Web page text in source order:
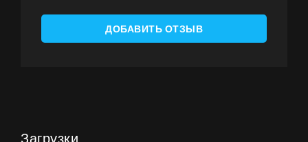
ДОБАВИТЬ ОТЗЫВ